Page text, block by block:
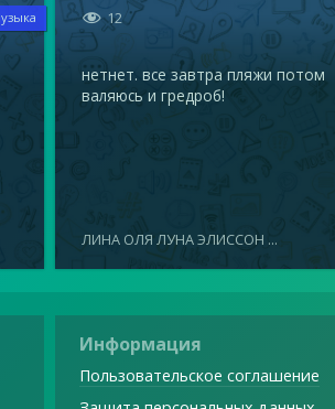
 12
нетнет. все завтра пляжи потом
валяюсь и гредроб!
ЛИНА ОЛЯ ЛУНА ЭЛИССОН ...
Информация
Пользовательское соглашение